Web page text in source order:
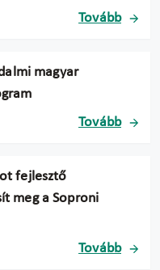
Tovább
magyar
Tovább
fejlesztő
meg a Soproni
Tovább